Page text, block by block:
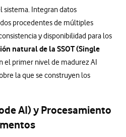
sistema. Integran datos
procedentes de múltiples
y disponibilidad para los
natural de la SSOT (Single
el primer nivel de madurez AI
la que se construyen los
AI) y Procesamiento